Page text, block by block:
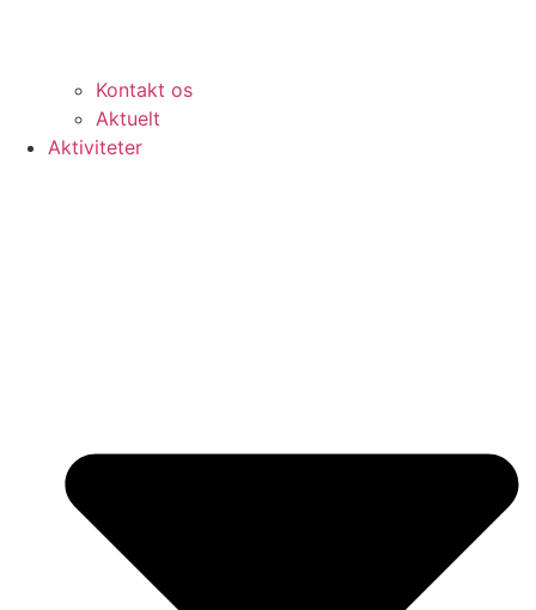
Kontakt os
Aktuelt
Aktiviteter